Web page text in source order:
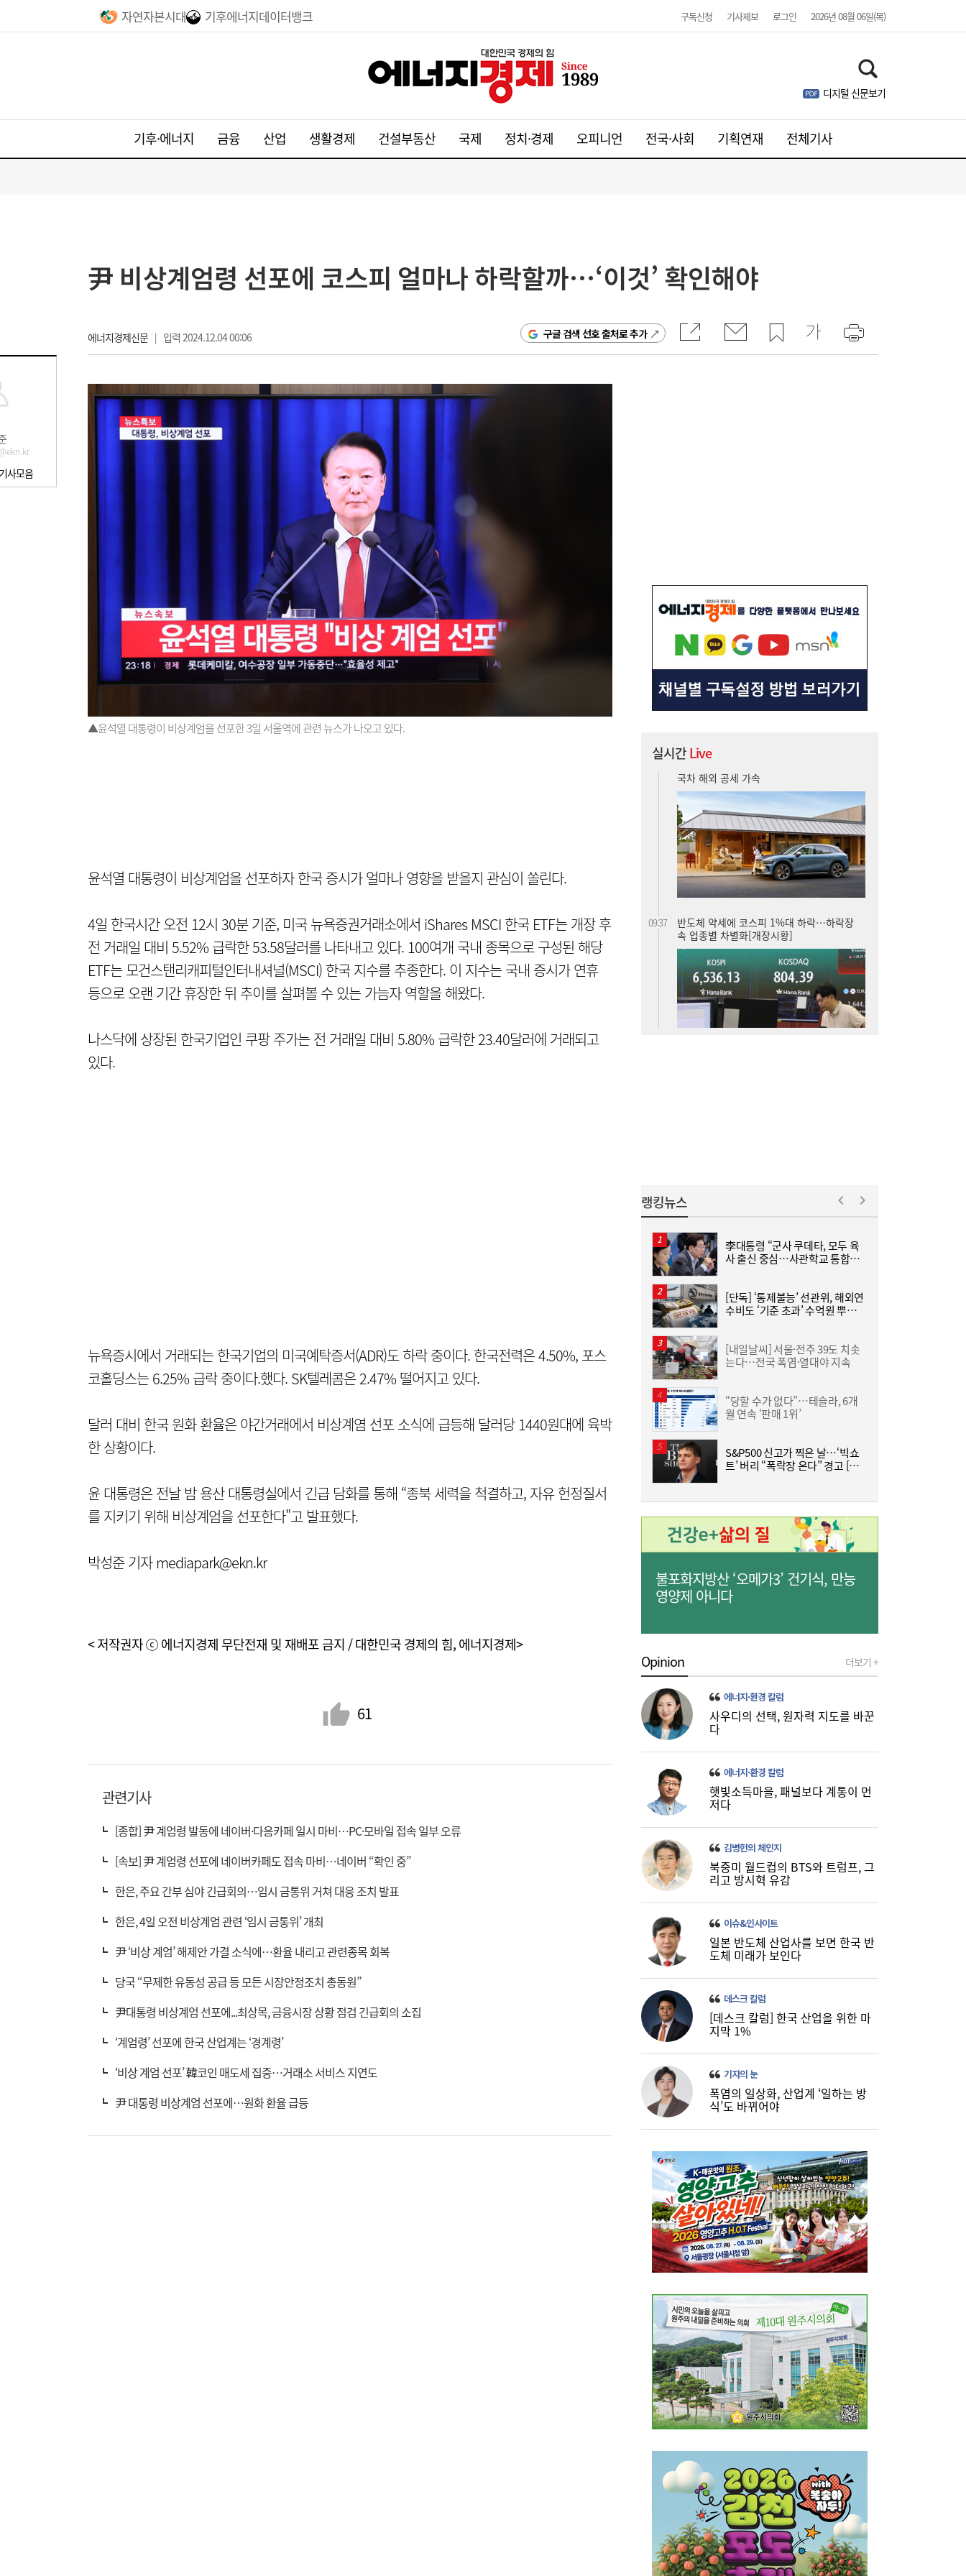
자연자본시대 기후에너지데이터뱅크 구독신청 기사제보 로그인 2026년 08월 06일(목)
디지털 신문보기
기후·에너지 금융 산업 생활경제 건설부동산 국제 정치·경제 오피니언 전국·사회 기획연재 전체기사
사모음
尹 비상계엄령 선포에 코스피 얼마나 하락할까…‘이것’ 확인해야
에너지경제신문| 입력 2024.12.04 00:06 구글 검색 선호 출처로 추가
▲윤석열 대통령이 비상계엄을 선포한 3일 서울역에 관련 뉴스가 나오고 있다.
윤석열 대통령이 비상계엄을 선포하자 한국 증시가 얼마나 영향을 받을지 관심이 쏠린다.
4일 한국시간 오전 12시 30분 기준, 미국 뉴욕증권거래소에서 iShares MSCI 한국 ETF는 개장 후
전 거래일 대비 5.52% 급락한 53.58달러를 나타내고 있다. 100여개 국내 종목으로 구성된 해당
ETF는 모건스탠리캐피털인터내셔널(MSCI) 한국 지수를 추종한다. 이 지수는 국내 증시가 연휴
등으로 오랜 기간 휴장한 뒤 추이를 살펴볼 수 있는 가늠자 역할을 해왔다.
나스닥에 상장된 한국기업인 쿠팡 주가는 전 거래일 대비 5.80% 급락한 23.40달러에 거래되고
있다.
뉴욕증시에서 거래되는 한국기업의 미국예탁증서(ADR)도 하락 중이다. 한국전력은 4.50%, 포스
코홀딩스는 6.25% 급락 중이다.했다. SK텔레콤은 2.47% 떨어지고 있다.
달러 대비 한국 원화 환율은 야간거래에서 비상계염 선포 소식에 급등해 달러당 1440원대에 육박
한 상황이다.
윤 대통령은 전날 밤 용산 대통령실에서 긴급 담화를 통해 “종북 세력을 척결하고, 자유 헌정질서
를 지키기 위해 비상계엄을 선포한다"고 발표했다.
박성준 기자 mediapark@ekn.kr
< 저작권자 ⓒ 에너지경제 무단전재 및 재배포 금지 / 대한민국 경제의 힘, 에너지경제>
61
관련기사
[종합] 尹 계엄령 발동에 네이버·다음카페 일시 마비…PC·모바일 접속 일부 오류
[속보] 尹 계엄령 선포에 네이버카페도 접속 마비…네이버 “확인 중”
한은, 주요 간부 심야 긴급회의…임시 금통위 거쳐 대응 조치 발표
한은, 4일 오전 비상계엄 관련 ‘임시 금통위’ 개최
尹 ‘비상 계엄’ 해제안 가결 소식에…환율 내리고 관련종목 회복
당국 “무제한 유동성 공급 등 모든 시장안정조치 총동원”
尹대통령 비상계엄 선포에...최상목, 금융시장 상황 점검 긴급회의 소집
‘계엄령’ 선포에 한국 산업계는 ‘경계령’
‘비상 계엄 선포’ 韓코인 매도세 집중…거래소 서비스 지연도
尹 대통령 비상계엄 선포에…원화 환율 급등
실시간Live
‘지커 질주’에 웃은 지리, 25만대 팔았다…중
국차 해외 공세 가속
반도체 약세에 코스피 1%대 하락…하락장
속 업종별 차별화[개장시황]
[특징주] 심텍, 장 초반 급등…호실적에 증권
가 “역대급 사이클 전망”
08:22
코스피 6600선 눈앞…美 증시 혼조에 숨 고
르기 장세 주목[장전시황]
다시 세운다”
17:54
“한은도 금 산다”…4000달러 지킨 국제금값,
바닥 다졌나 [머니+]
[금융 풍향계] 새마을금고, 10월까지 ‘숨은 공
제금 찾아주기’ 캠페인 外
랭킹뉴스
李대통령 “군사 쿠데타, 모두 육
사 출신 중심…사관학교 통합하
[단독] ‘통제불능’ 선관위, 해외연
수비도 ‘기준 초과’ 수억원 뿌렸
[내일날씨] 서울·전주 39도 치솟
는다…전국 폭염·열대야 지속
“당할 수가 없다”…테슬라, 6개
월 연속 ‘판매 1위’
S&P500 신고가 찍은 날…‘빅쇼
트’ 버리 “폭락장 온다” 경고 [머
불포화지방산 ‘오메가3’ 건기식, 만능
영양제 아니다
Opinion 더보기 +
에너지·환경 칼럼
사우디의 선택, 원자력 지도를 바꾼
다
에너지·환경 칼럼
햇빛소득마을, 패널보다 계통이 먼
저다
김병헌의 체인지
북중미 월드컵의 BTS와 트럼프, 그
리고 방시혁 유감
이슈&인사이트
일본 반도체 산업사를 보면 한국 반
도체 미래가 보인다
데스크 칼럼
[데스크 칼럼] 한국 산업을 위한 마
지막 1%
기자의 눈
폭염의 일상화, 산업계 ‘일하는 방
식’도 바뀌어야